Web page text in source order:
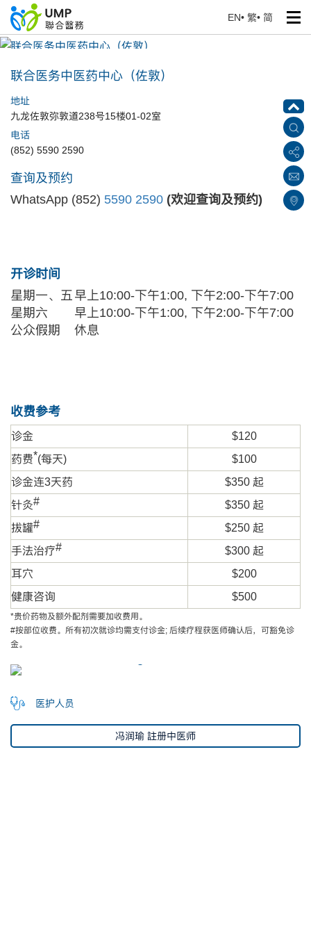
EN• 繁• 简
联合医务中医药中心（佐敦）
联合医务中医药中心（佐敦）
地址
九龙佐敦弥敦道238号15楼01-02室
电话
(852) 5590 2590
查询及预约
WhatsApp (852) 5590 2590 (欢迎查询及预约)
开诊时间
星期一、五 早上10:00-下午1:00, 下午2:00-下午7:00
星期六
早上10:00-下午1:00, 下午2:00-下午7:00
公众假期
休息
收费参考
诊金
$120
药费*(每天)
$100
诊金连3天药
$350 起
针灸#
$350 起
拔罐#
$250 起
手法治疗#
$300 起
耳穴
$200
健康咨询
$500
*贵价药物及额外配剂需要加收费用。
#按部位收费。所有初次就诊均需支付诊金; 后续疗程获医师确认后，可豁免诊
金。
医护人员
冯润瑜 註册中医师